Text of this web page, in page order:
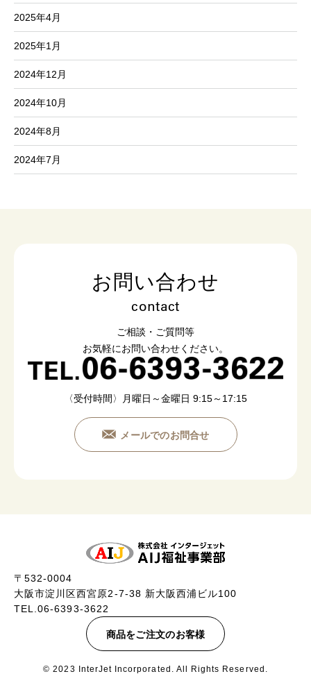
2025年4月
2025年1月
2024年12月
2024年10月
2024年8月
2024年7月
お問い合わせ
contact
ご相談・ご質問等
お気軽にお問い合わせください。
〈受付時間〉月曜日～金曜日 9:15～17:15
メールでのお問合せ
〒532-0004
大阪市淀川区西宮原2-7-38 新大阪西浦ビル100
TEL.06-6393-3622
商品をご注文のお客様
© 2023 InterJet Incorporated. All Rights Reserved.